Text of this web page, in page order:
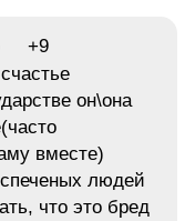
+9
он\она
вместе)
людей
что это бред